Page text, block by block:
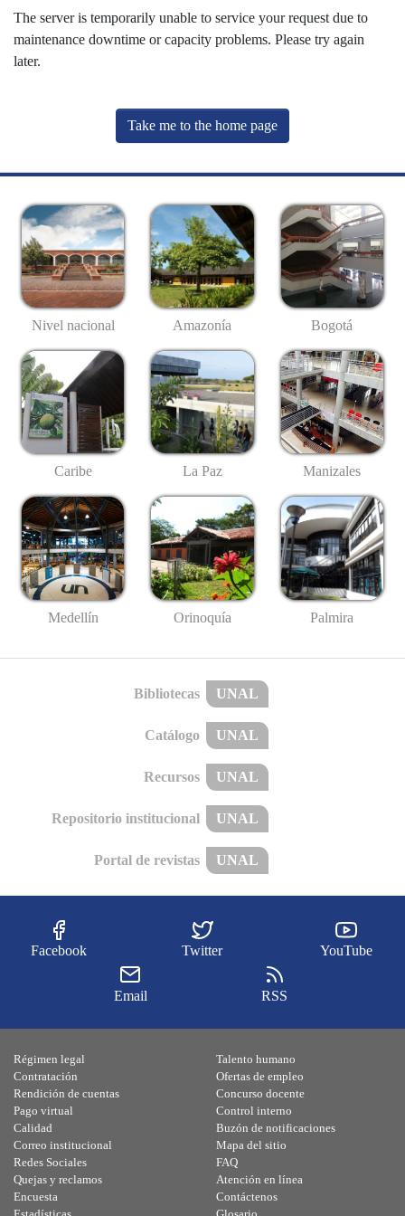
The server is temporarily unable to service your request due to
maintenance downtime or capacity problems. Please try again
later.
Take me to the home page
Nivel nacional Amazonía Bogotá
Caribe La Paz Manizales
Medellín Orinoquía Palmira
Bibliotecas UNAL
Catálogo UNAL
Recursos UNAL
Repositorio institucional UNAL
Portal de revistas UNAL
Facebook Twitter YouTube
Email RSS
Régimen legal
Contratación
Rendición de cuentas
Pago virtual
Calidad
Talento humano
Ofertas de empleo
Concurso docente
Control interno
Buzón de notificaciones
Correo institucional
Redes Sociales
Quejas y reclamos
Encuesta
Mapa del sitio
FAQ
Atención en línea
Contáctenos